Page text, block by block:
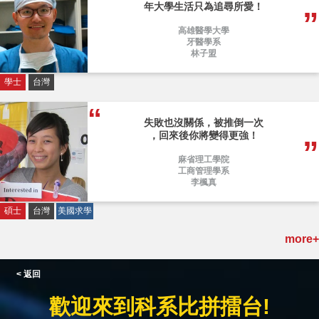
年大學生活只為追尋所愛！
高雄醫學大學
牙醫學系
林子盟
學士 台灣
失敗也沒關係，被推倒一次
，回來後你將變得更強！
麻省理工學院
工商管理學系
李楓真
碩士 台灣 美國求學
more+
< 返回
歡迎來到科系比拼擂台!